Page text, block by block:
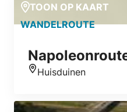
TOON OP KAART
WANDELROUTE
Huisduinen